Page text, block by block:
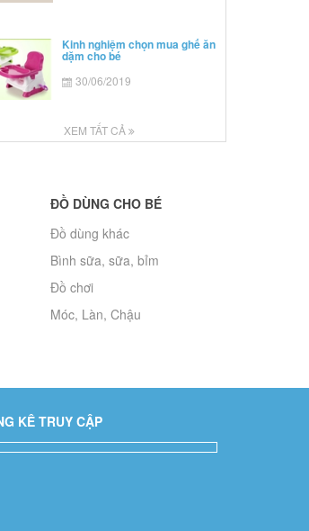
Kinh nghiệm chọn mua ghế ăn
dặm cho bé
30/06/2019
XEM TẤT CẢ
ĐỒ DÙNG CHO BÉ
Đồ dùng khác
Bình sữa, sữa, bỉm
Đồ chơi
Móc, Làn, Chậu
KÊ TRUY CẬP